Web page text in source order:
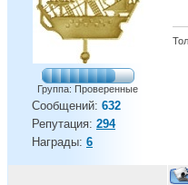
Группа: Проверенные
Сообщений: 632
Репутация: 294
Награды: 6